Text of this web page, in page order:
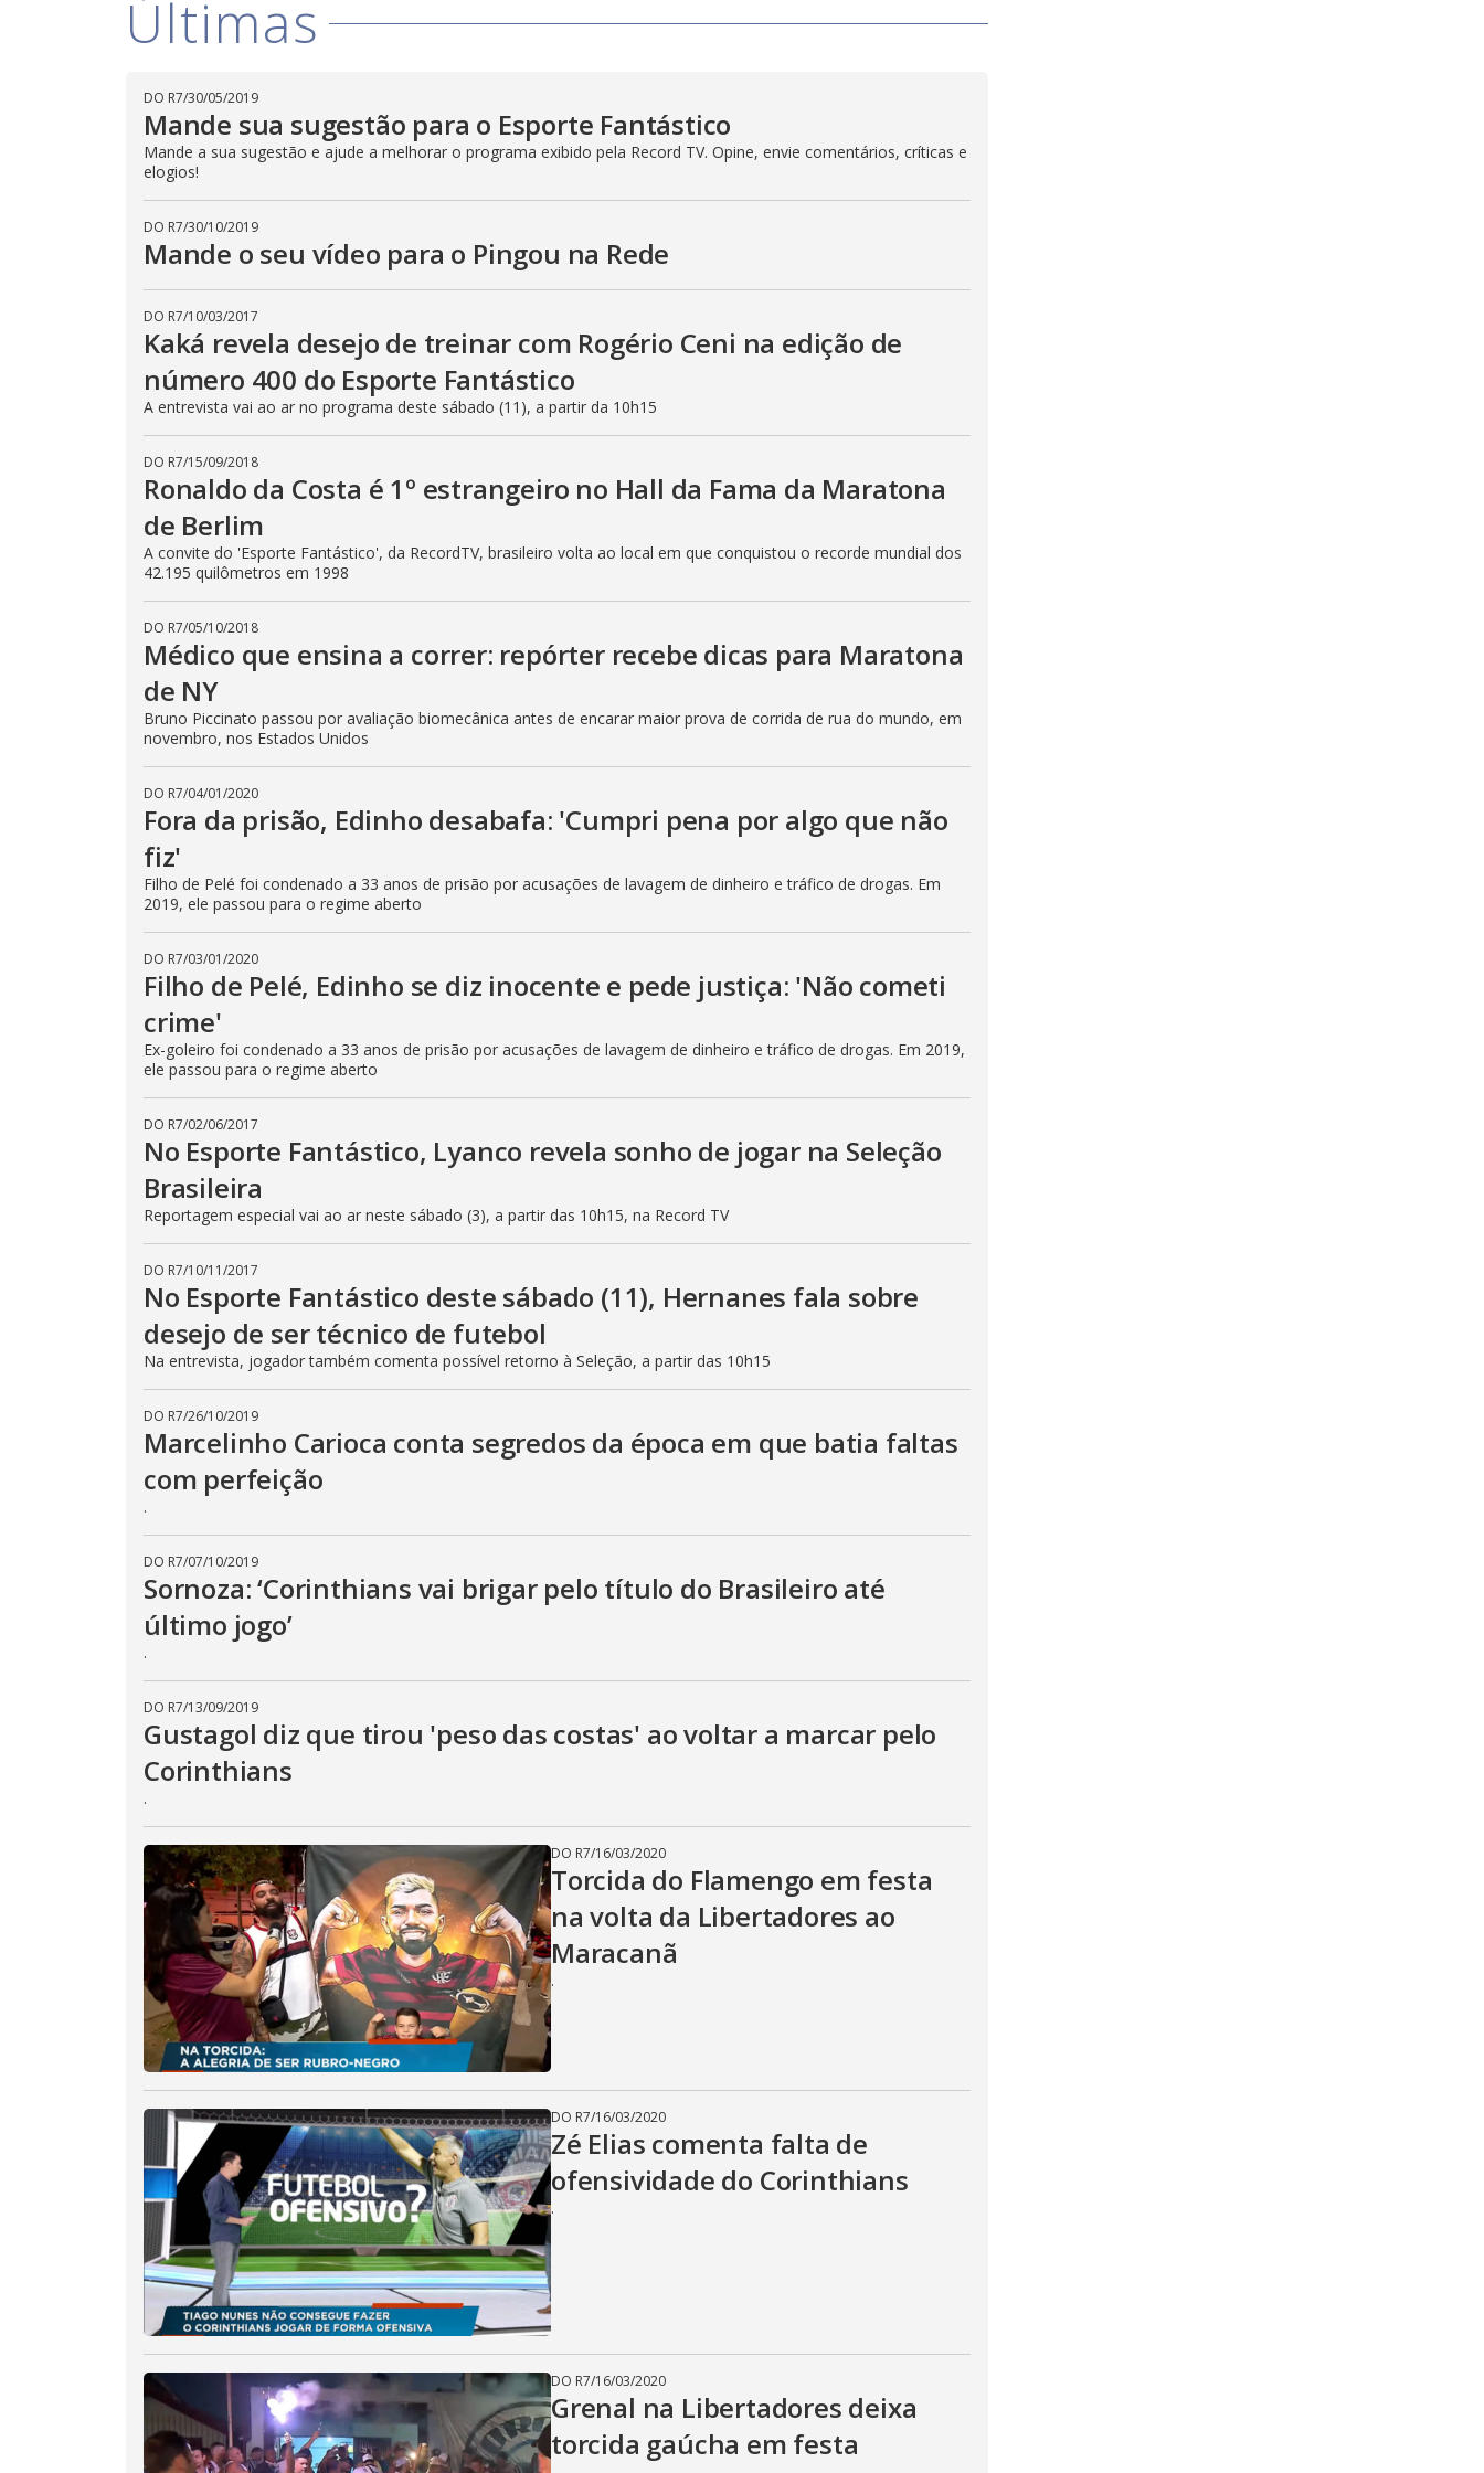
i
d
e
o
Últimas
DO R7/30/05/2019
Mande sua sugestão para o Esporte Fantástico
Mande a sua sugestão e ajude a melhorar o programa exibido pela Record TV. Opine, envie comentários, críticas e
elogios!
DO R7/30/10/2019
Mande o seu vídeo para o Pingou na Rede
DO R7/10/03/2017
Kaká revela desejo de treinar com Rogério Ceni na edição de
número 400 do Esporte Fantástico
A entrevista vai ao ar no programa deste sábado (11), a partir da 10h15
DO R7/15/09/2018
Ronaldo da Costa é 1º estrangeiro no Hall da Fama da Maratona
de Berlim
A convite do 'Esporte Fantástico', da RecordTV, brasileiro volta ao local em que conquistou o recorde mundial dos
42.195 quilômetros em 1998
DO R7/05/10/2018
Médico que ensina a correr: repórter recebe dicas para Maratona
de NY
Bruno Piccinato passou por avaliação biomecânica antes de encarar maior prova de corrida de rua do mundo, em
novembro, nos Estados Unidos
DO R7/04/01/2020
Fora da prisão, Edinho desabafa: 'Cumpri pena por algo que não
fiz'
Filho de Pelé foi condenado a 33 anos de prisão por acusações de lavagem de dinheiro e tráfico de drogas. Em
2019, ele passou para o regime aberto
DO R7/03/01/2020
Filho de Pelé, Edinho se diz inocente e pede justiça: 'Não cometi
crime'
Ex-goleiro foi condenado a 33 anos de prisão por acusações de lavagem de dinheiro e tráfico de drogas. Em 2019,
ele passou para o regime aberto
DO R7/02/06/2017
No Esporte Fantástico, Lyanco revela sonho de jogar na Seleção
Brasileira
Reportagem especial vai ao ar neste sábado (3), a partir das 10h15, na Record TV
DO R7/10/11/2017
No Esporte Fantástico deste sábado (11), Hernanes fala sobre
desejo de ser técnico de futebol
Na entrevista, jogador também comenta possível retorno à Seleção, a partir das 10h15
DO R7/26/10/2019
Marcelinho Carioca conta segredos da época em que batia faltas
com perfeição
.
DO R7/07/10/2019
Sornoza: ‘Corinthians vai brigar pelo título do Brasileiro até
último jogo’
.
DO R7/13/09/2019
Gustagol diz que tirou 'peso das costas' ao voltar a marcar pelo
Corinthians
.
DO R7/16/03/2020
Torcida do Flamengo em festa
na volta da Libertadores ao
Maracanã
.
DO R7/16/03/2020
Zé Elias comenta falta de
ofensividade do Corinthians
.
DO R7/16/03/2020
Grenal na Libertadores deixa
torcida gaúcha em festa